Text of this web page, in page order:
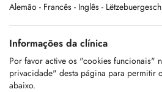
Alemão - Francês - Inglês - Lëtzebuergesch
Informações da clínica
Por favor active os "cookies funcionais"
privacidade" desta página para permitir
abaixo.